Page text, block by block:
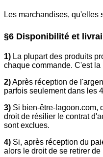
Les marchandises, qu'elles
§6 Disponibilité et
1) La plupart des produits
chaque commande. C'est
2)Après réception de
parfois seulement dans les
3) Si bien-être-lagoon.com,
droit de résilier le contrat
sont exclues.
4) Si, après réception du
alors le droit de se retirer